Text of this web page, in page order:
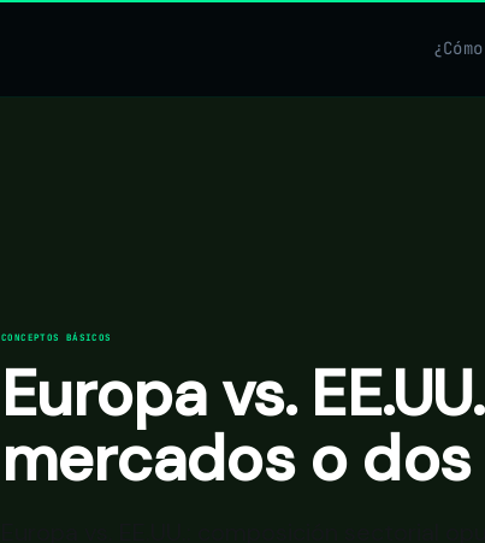
CONCEPTOS BÁSICOS
Europa vs.
mercados o